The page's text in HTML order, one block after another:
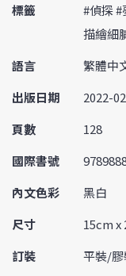
標籤
#偵探 #
描繪細
語言
繁體中
出版日期
2022-
頁數
128
國際書號
內文色彩
黑白
尺寸
15cm x
訂裝
平裝/